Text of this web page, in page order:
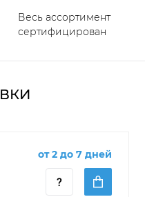
Весь ассортимент
сертифицирован
от 2 до 7 дней